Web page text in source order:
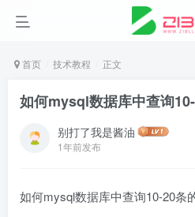
首页 技术教程 正文
如何mysql数据库中查询
别打了我是酱油
1年前发布
如何mysql数据库中查询10-20条